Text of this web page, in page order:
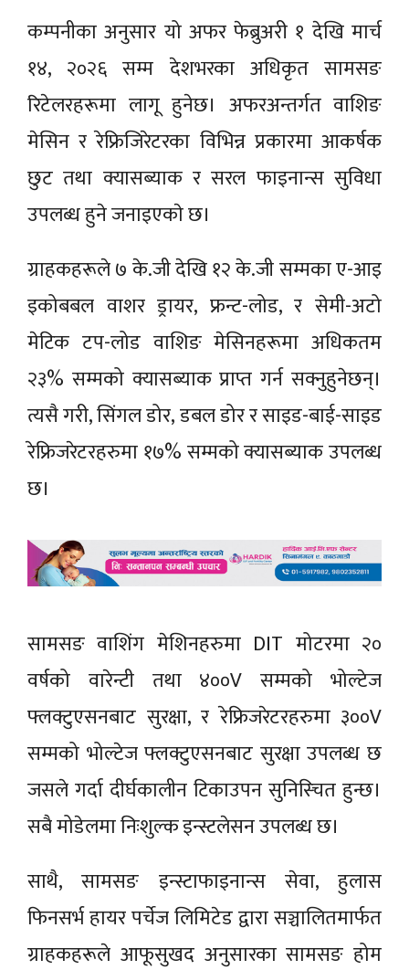
कम्पनीका अनुसार यो अफर फेब्रुअरी १ देखि मार्च
१४, २०२६ सम्म देशभरका अधिकृत सामसङ
रिटेलरहरूमा लागू हुनेछ। अफरअन्तर्गत वाशिङ
मेसिन र रेफ्रिजिरेटरका विभिन्न प्रकारमा आकर्षक
छुट तथा क्यासब्याक र सरल फाइनान्स सुविधा
उपलब्ध हुने जनाइएकाे छ।
ग्राहकहरूले ७ के.जी देखि १२ के.जी सम्मका ए-आइ
इकोबबल वाशर ड्रायर, फ्रन्ट-लोड, र सेमी-अटो
मेटिक टप-लोड वाशिङ मेसिनहरूमा अधिकतम
२३% सम्मको क्यासब्याक प्राप्त गर्न सक्नुहुनेछन्।
त्यसै गरी, सिंगल डोर, डबल डोर र साइड-बाई-साइड
रेफ्रिजरेटरहरुमा १७% सम्मको क्यासब्याक उपलब्ध
छ।
सामसङ वाशिंग मेशिनहरुमा DIT मोटरमा २०
वर्षको वारेन्टी तथा ४००V सम्मको भोल्टेज
फ्लक्टुएसनबाट सुरक्षा, र रेफ्रिजरेटरहरुमा ३००V
सम्मको भोल्टेज फ्लक्टुएसनबाट सुरक्षा उपलब्ध छ
जसले गर्दा दीर्घकालीन टिकाउपन सुनिस्चित हुन्छ।
सबै मोडेलमा निःशुल्क इन्स्टलेसन उपलब्ध छ।
साथै, सामसङ इन्स्टाफाइनान्स सेवा, हुलास
फिनसर्भ हायर पर्चेज लिमिटेड द्वारा सञ्चालितमार्फत
ग्राहकहरूले आफूसुखद अनुसारका सामसङ होम